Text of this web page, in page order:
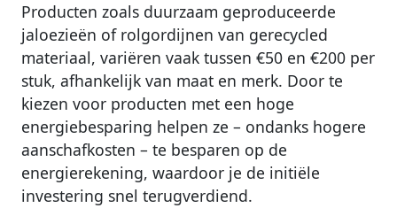
Producten zoals duurzaam geproduceerde
jaloezieën of rolgordijnen van gerecycled
materiaal, variëren vaak tussen €50 en €200 per
stuk, afhankelijk van maat en merk. Door te
kiezen voor producten met een hoge
energiebesparing helpen ze – ondanks hogere
aanschafkosten – te besparen op de
energierekening, waardoor je de initiële
investering snel terugverdiend.